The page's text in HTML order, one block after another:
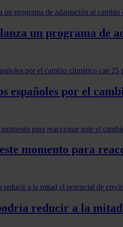
un programa de
españoles por el
momento para
reducir a la